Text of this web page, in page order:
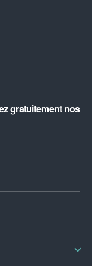
gratuitement nos